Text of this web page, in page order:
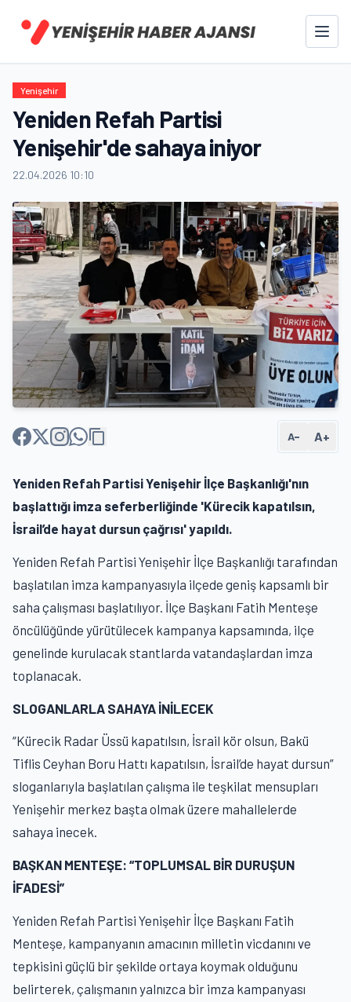
Yenişehir
Yeniden Refah Partisi
Yenişehir'de sahaya iniyor
22.04.2026 10:10
A− A+
Yeniden Refah Partisi Yenişehir İlçe Başkanlığı'nın
başlattığı imza seferberliğinde 'Kürecik kapatılsın,
İsrail’de hayat dursun çağrısı' yapıldı.
Yeniden Refah Partisi Yenişehir İlçe Başkanlığı tarafından
başlatılan imza kampanyasıyla ilçede geniş kapsamlı bir
saha çalışması başlatılıyor. İlçe Başkanı Fatih Menteşe
öncülüğünde yürütülecek kampanya kapsamında, ilçe
genelinde kurulacak stantlarda vatandaşlardan imza
toplanacak.
SLOGANLARLA SAHAYA İNİLECEK
“Kürecik Radar Üssü kapatılsın, İsrail kör olsun, Bakü
Tiflis Ceyhan Boru Hattı kapatılsın, İsrail’de hayat dursun”
sloganlarıyla başlatılan çalışma ile teşkilat mensupları
Yenişehir merkez başta olmak üzere mahallelerde
sahaya inecek.
BAŞKAN MENTEŞE: “TOPLUMSAL BİR DURUŞUN
İFADESİ”
Yeniden Refah Partisi Yenişehir İlçe Başkanı Fatih
Menteşe, kampanyanın amacının milletin vicdanını ve
tepkisini güçlü bir şekilde ortaya koymak olduğunu
belirterek, çalışmanın yalnızca bir imza kampanyası